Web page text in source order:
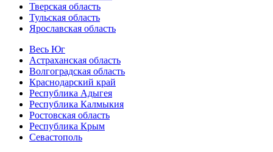
Тверская область
Тульская область
Ярославская область
Весь Юг
Астраханская область
Волгоградская область
Краснодарский край
Республика Адыгея
Республика Калмыкия
Ростовская область
Республика Крым
Севастополь